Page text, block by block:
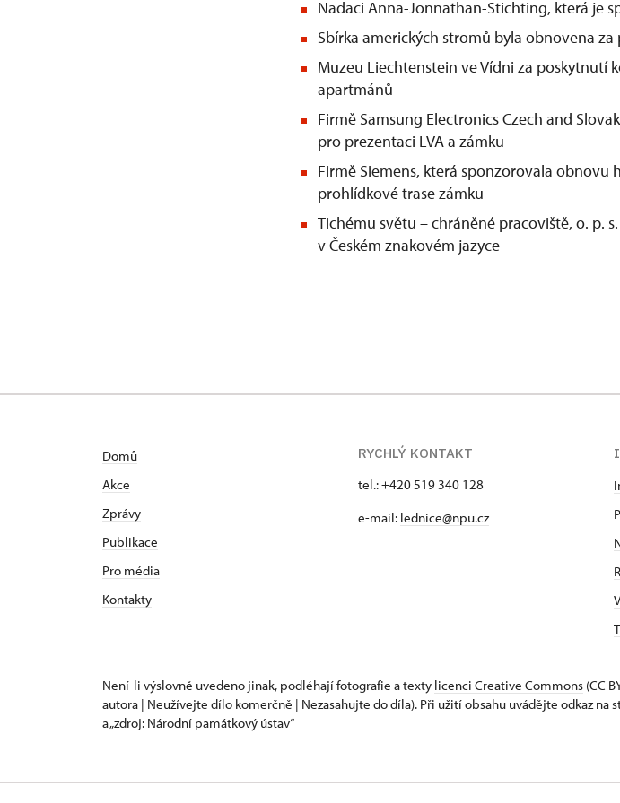
Nadaci Anna-Jonnathan-Stichting, která je
Sbírka amerických stromů byla obnovena
Muzeu Liechtenstein ve Vídni za poskytnutí
apartmánů
Firmě Samsung Electronics Czech and
pro prezentaci LVA a zámku
Firmě Siemens, která sponzorovala obnovu
prohlídkové trase zámku
Tichému světu – chráněné pracoviště, o. p.
v Českém znakovém jazyce
Domů
Akce
Zprávy
Publikace
Pro média
Kontakty
RYCHLÝ KONTAKT
tel.: +420 519 340 128
e-mail: lednice@npu.cz
Není-li výslovně uvedeno jinak, podléhají fotografie a texty licenci Creative Commons (CC
autora | Neužívejte dílo komerčně | Nezasahujte do díla). Při užití obsahu uvádějte odkaz na
a „zdroj: Národní památkový ústav“